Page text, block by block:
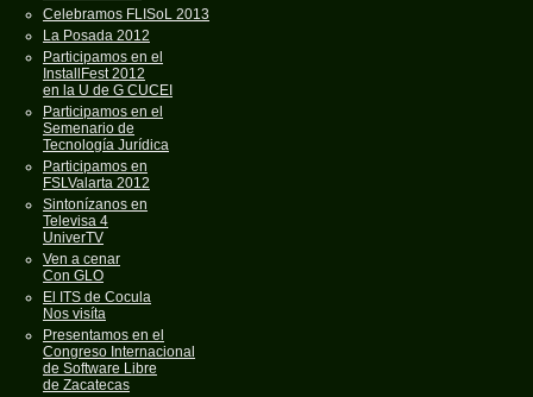
Celebramos FLISoL 2013
La Posada 2012
Participamos en el
InstallFest 2012
en la U de G CUCEI
Participamos en el
Semenario de
Tecnología Jurídica
Participamos en
FSLValarta 2012
Sintonízanos en
Televisa 4
UniverTV
Ven a cenar
Con GLO
El ITS de Cocula
Nos visíta
Presentamos en el
Congreso Internacional
de Software Libre
de Zacatecas